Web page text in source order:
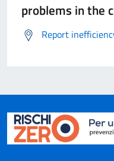
problems in the
Report